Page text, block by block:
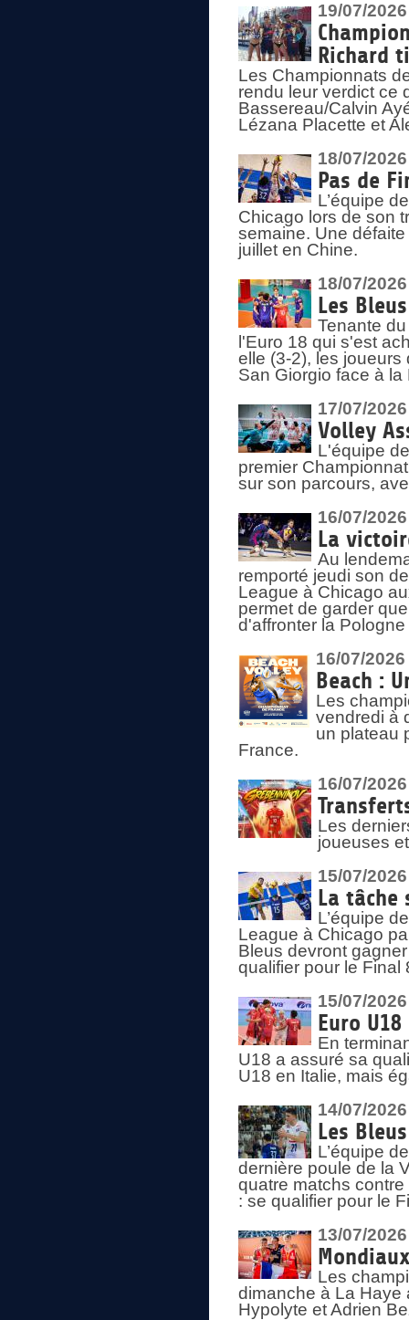
19/07/2026
Richard
Les Championnats
rendu leur verdict ce
Bassereau/Calvin
Lézana Placette et
18/07/2026
Pas de
L’équipe
Chicago lors de son
semaine. Une
juillet en Chine.
18/07/2026
Les
Tenante
l'Euro 18 qui s'est
elle (3-2), les
San Giorgio face à la
17/07/2026
Volley
L'équipe
premier
sur son parcours,
16/07/2026
La
Au
remporté jeudi son
League à Chicago
permet de garder
d'affronter la
16/07/2026
Beach :
Les
vendredi à
un plateau
France.
16/07/2026
Les
joueuses
15/07/2026
La tâche
L’équipe
League à Chicago
Bleus devront
qualifier pour le Final
15/07/2026
Euro
En
U18 a assuré sa
U18 en Italie, mais
14/07/2026
Les
L’équipe
dernière poule de la
quatre matchs
: se qualifier pour le
13/07/2026
Les
dimanche à La Haye
Hypolyte et Adrien